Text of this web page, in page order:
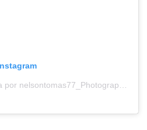
Uma publicação partilhada por nelsontomas77_Photography (@nelsontomas77_photography)